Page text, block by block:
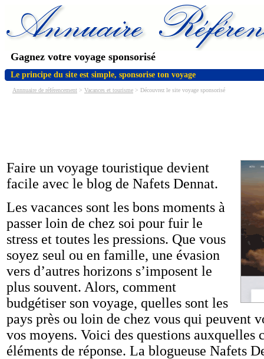
Gagnez votre voyage sponsorisé
Le principe du site est simple, sponsorise ton voyage
Annnuaire de référencement > Vacances et tourisme > Découvrez le site voyage sponsorisé
Faire un voyage touristique devient
facile avec le blog de Nafets Dennat.
Les vacances sont les bons moments à
passer loin de chez soi pour fuir le
stress et toutes les pressions. Que vous
soyez seul ou en famille, une évasion
vers d’autres horizons s’imposent le
plus souvent. Alors, comment
budgétiser son voyage, quelles sont les
pays près ou loin de chez vous qui peuvent
vos moyens. Voici des questions auxquelles
éléments de réponse. La blogueuse Nafets